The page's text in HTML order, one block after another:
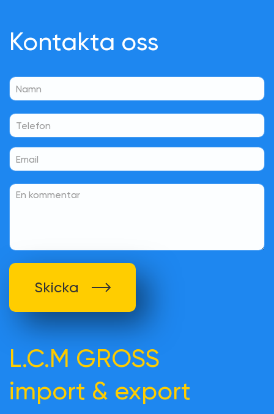
Kontakta oss
Skicka
L.C.M GROSS
import & export